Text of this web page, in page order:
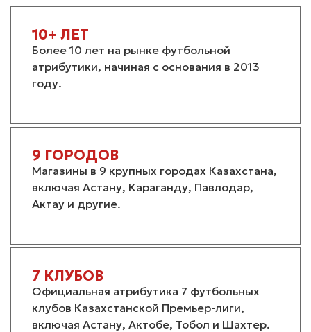
10+ ЛЕТ
Более 10 лет на рынке футбольной
атрибутики, начиная с основания в 2013
году.
9 ГОРОДОВ
Магазины в 9 крупных городах Казахстана,
включая Астану, Караганду, Павлодар,
Актау и другие.
7 КЛУБОВ
Официальная атрибутика 7 футбольных
клубов Казахстанской Премьер-лиги,
включая Астану, Актобе, Тобол и Шахтер.